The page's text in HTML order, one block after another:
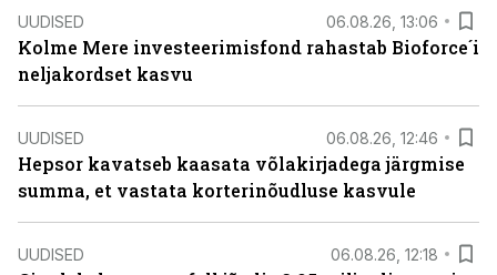
UUDISED 06.08.26, 13:06
Kolme Mere investeerimisfond rahastab Bioforce´i
neljakordset kasvu
UUDISED 06.08.26, 12:46
Hepsor kavatseb kaasata võlakirjadega järgmise
summa, et vastata korterinõudluse kasvule
UUDISED 06.08.26, 12:18